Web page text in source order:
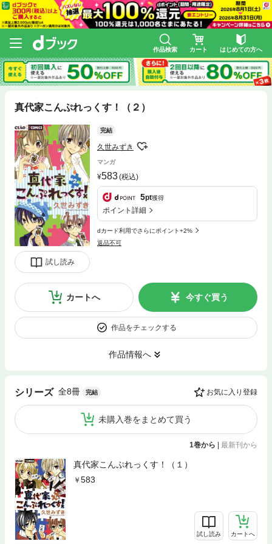
作品検索 カート はじめての方へ
真代家こんぷれっくす！（２）
試し読み
完結
久世みずき
マンガ
583(税込)
5pt獲得
ポイント詳細
dカード利用でさらにポイント+2%
返品不可
カートへ 今すぐ買う
作品をチェックする
作品情報へ
シリーズ 全8冊 完結 お気に入り登録
未購入巻をまとめて買う
1巻から 最新刊から
真代家こんぷれっくす！（１）
583
試し読み カートへ